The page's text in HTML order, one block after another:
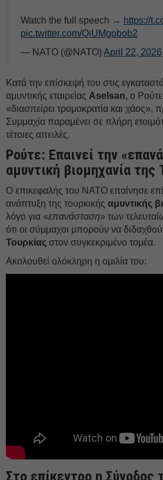
Watch the full speech → https://
pic.twitter.com/QiUMgobob2
— NATO (@NATO)April 22, 2026
Κατά την επίσκεψή του στις
αμυντικής εταιρείας Aselsan, ο Ρούτε
«διασπείρει τρομοκρατία και χάος»,
Συμμαχία παραμένει σε πλήρη
τέτοιες απειλές.
Ρούτε: Eπαινεί την
αμυντική βιομηχανία της
Ο επικεφαλής του ΝΑΤΟ επαίνησε
ανάπτυξη της τουρκικής αμυντικής
λόγο για «επανάσταση» των
ότι οι σύμμαχοι μπορούν να
Τουρκίας στον συγκεκριμένο τομέα.
Ακολουθεί ολόκληρη η ομιλία του:
Στο επίκεντρο η